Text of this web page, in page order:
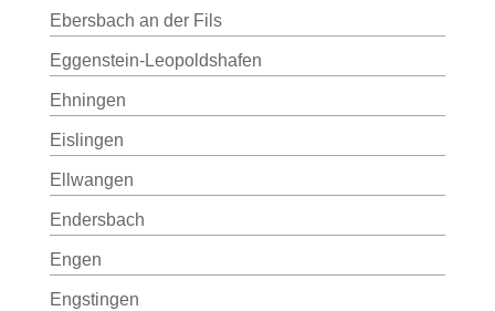
Ebersbach an der Fils
Eggenstein-Leopoldshafen
Ehningen
Eislingen
Ellwangen
Endersbach
Engen
Engstingen